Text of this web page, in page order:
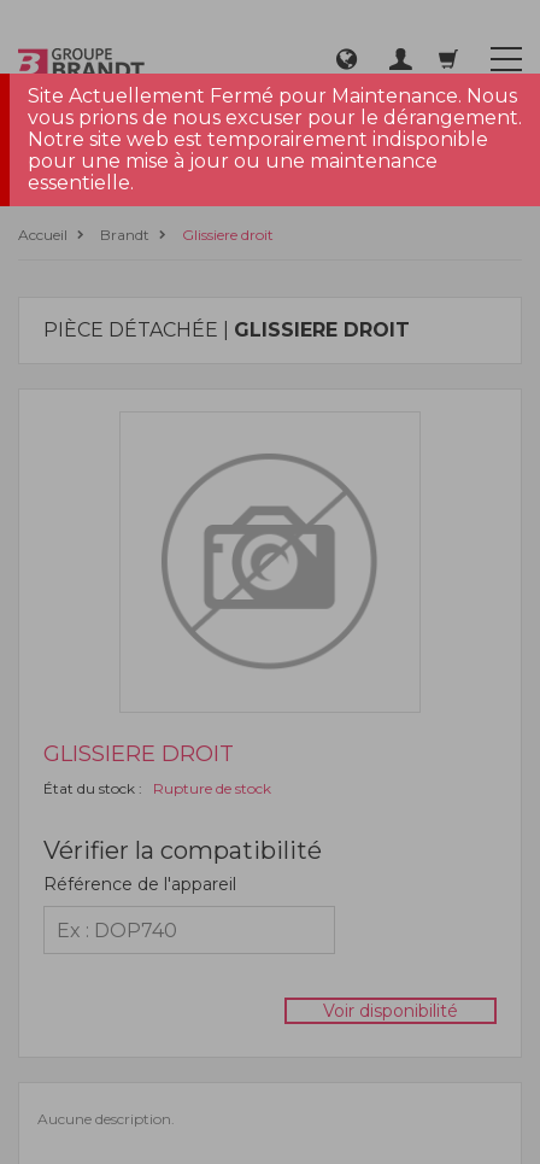
Site Actuellement Fermé pour Maintenance. Nous
vous prions de nous excuser pour le dérangement.
Notre site web est temporairement indisponible
pour une mise à jour ou une maintenance
essentielle.
Accueil Brandt Glissiere droit
PIÈCE DÉTACHÉE | GLISSIERE DROIT
GLISSIERE DROIT
État du stock : Rupture de stock
Vérifier la compatibilité
Référence de l'appareil
Voir disponibilité
Aucune description.